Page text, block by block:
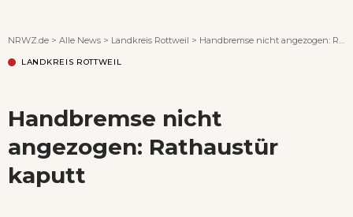
NRWZ.de > Alle News > Landkreis Rottweil > Handbremse nicht angezogen: Rathaustür kaputt
LANDKREIS ROTTWEIL
Handbremse nicht
angezogen: Rathaustür
kaputt